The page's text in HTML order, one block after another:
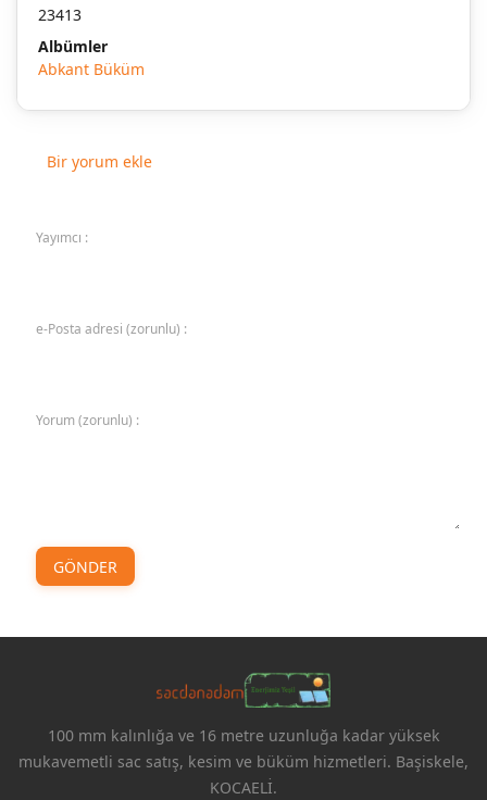
23413
Albümler
Abkant Büküm
Bir yorum ekle
Yayımcı :
e-Posta adresi (zorunlu) :
Yorum (zorunlu) :
GÖNDER
100 mm kalınlığa ve 16 metre uzunluğa kadar yüksek
mukavemetli sac satış, kesim ve büküm hizmetleri. Başiskele,
KOCAELİ.